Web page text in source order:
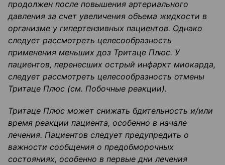
продолжен после повышения артериального
давления за счет увеличения объема жидкости в
организме у гипертензивных пациентов. Однако
следует рассмотреть целесообразность
применения меньших доз Тритаце Плюс. У
пациентов, перенесших острый инфаркт миокарда,
следует рассмотреть целесообразность отмены
Тритаце Плюс (см. Побочные реакции).
Тритаце Плюс может снижать бдительность и/или
время реакции пациента, особенно в начале
лечения. Пациентов следует предупредить о
важности сообщения о предобморочных
состояниях, особенно в первые дни лечения